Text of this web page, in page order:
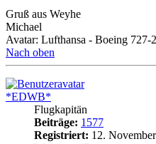
Gruß aus Weyhe
Michael
Avatar: Lufthansa - Boeing
Nach oben
*EDWB*
Flugkapitän
Beiträge: 1577
Registriert: 12.